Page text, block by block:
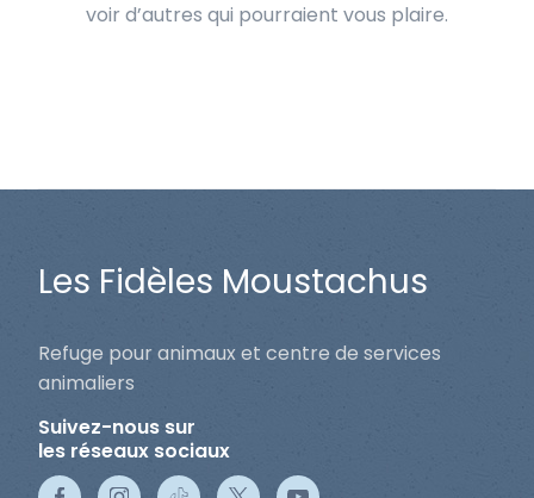
voir d’autres qui pourraient vous plaire.
Les Fidèles Moustachus
Refuge pour animaux et centre de services
animaliers
Suivez-nous sur
les réseaux sociaux